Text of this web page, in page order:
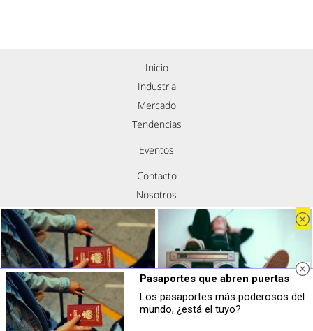
Inicio
Industria
Mercado
Tendencias
Eventos
Contacto
Nosotros
Política de privacidad
Aviso legal
Política de cookies
Síguenos
Pasaportes que abren puertas
Los pasaportes más poderosos del
mundo, ¿está el tuyo?
Canciones que marcan
¿Por qué recuerdas canciones viejas
Pasaportes que abren puertas
Los pasaportes más poderosos del
mundo, ¿está el tuyo?